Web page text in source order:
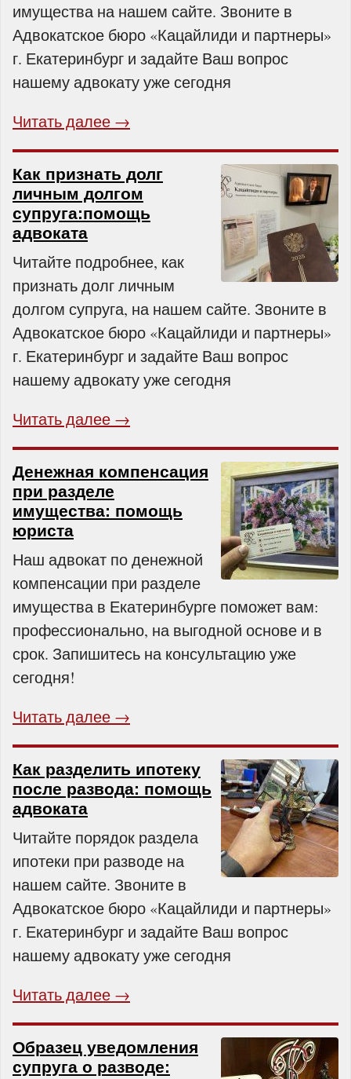
имущества на нашем сайте. Звоните в
Адвокатское бюро «Кацайлиди и партнеры»
г. Екатеринбург и задайте Ваш вопрос
нашему адвокату уже сегодня
Читать далее →
Как признать долг
личным долгом
супруга:помощь
адвоката
Читайте подробнее, как
признать долг личным
долгом супруга, на нашем сайте. Звоните в
Адвокатское бюро «Кацайлиди и партнеры»
г. Екатеринбург и задайте Ваш вопрос
нашему адвокату уже сегодня
Читать далее →
Денежная компенсация
при разделе
имущества: помощь
юриста
Наш адвокат по денежной
компенсации при разделе
имущества в Екатеринбурге поможет вам:
профессионально, на выгодной основе и в
срок. Запишитесь на консультацию уже
сегодня!
Читать далее →
Как разделить ипотеку
после развода: помощь
адвоката
Читайте порядок раздела
ипотеки при разводе на
нашем сайте. Звоните в
Адвокатское бюро «Кацайлиди и партнеры»
г. Екатеринбург и задайте Ваш вопрос
нашему адвокату уже сегодня
Читать далее →
Образец уведомления
супруга о разводе: